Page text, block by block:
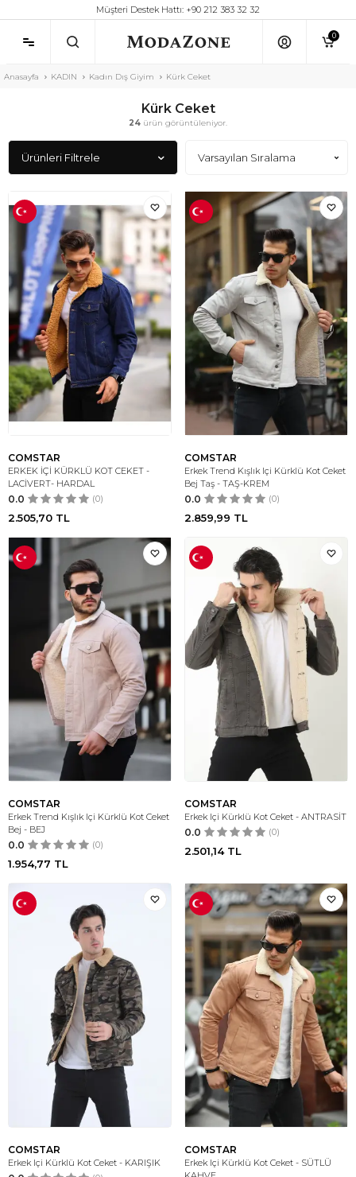
Müşteri Destek Hattı: +90 212 383 32 32
0
Anasayfa KADIN Kadın Dış Giyim Kürk Ceket
Kürk Ceket
24 ürün görüntüleniyor.
Ürünleri Filtrele
COMSTAR
ERKEK İÇİ KÜRKLÜ KOT CEKET -
LACİVERT- HARDAL
0.0 (0)
2.505,70 TL
COMSTAR
Erkek Trend Kışlık Içi Kürklü Kot Ceket
Bej Taş - TAŞ-KREM
0.0 (0)
2.859,99 TL
COMSTAR
Erkek Trend Kışlık Içi Kürklü Kot Ceket
Bej - BEJ
0.0 (0)
1.954,77 TL
COMSTAR
Erkek Içi Kürklü Kot Ceket - ANTRASİT
0.0 (0)
2.501,14TL
COMSTAR
Erkek Içi Kürklü Kot Ceket - KARIŞIK
COMSTAR
Erkek Içi Kürklü Kot Ceket - SÜTLÜ